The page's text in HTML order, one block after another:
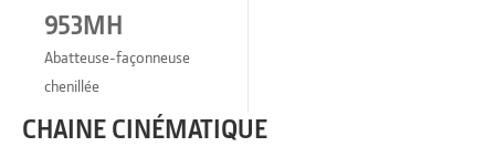
953MH
Abatteuse-façonneuse
chenillée
CHAINE CINÉMATIQUE